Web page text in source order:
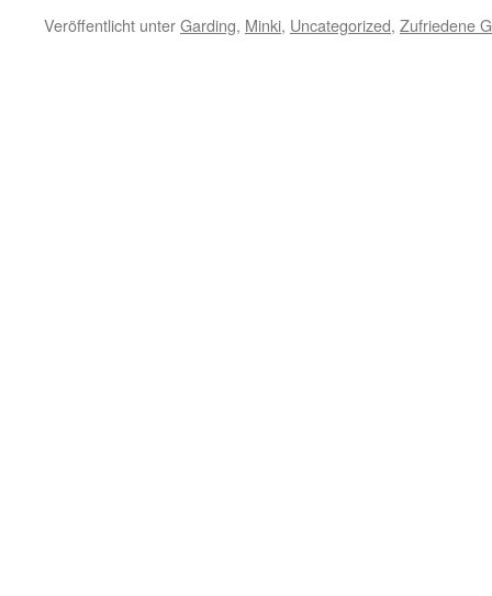
Veröffentlicht unterGarding, Minki, Uncategorized, Zufriedene